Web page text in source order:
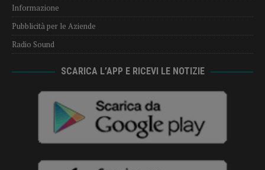
Informazione
Pubblicità per le Aziende
Radio Sound
SCARICA L’APP E RICEVI LE NOTIZIE